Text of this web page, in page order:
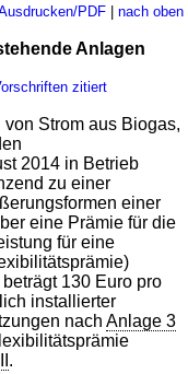
PDF| nach oben
Anlagen
zitiert
Strom aus Biogas,
2014 in Betrieb
zu einer
einer
eine Prämie für die
für eine
130 Euro pro
installierter
nachAnlage 3
.